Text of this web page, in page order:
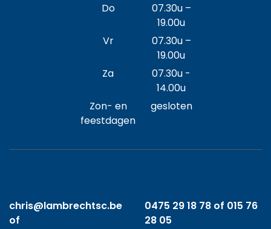
Do
07.30u –
19.00u
Vr
07.30u –
19.00u
Za
07.30u -
14.00u
Zon- en
feestdagen
gesloten
chris@lambrechtsc.be
of
0475 29 18 78 of 015 76
28 05